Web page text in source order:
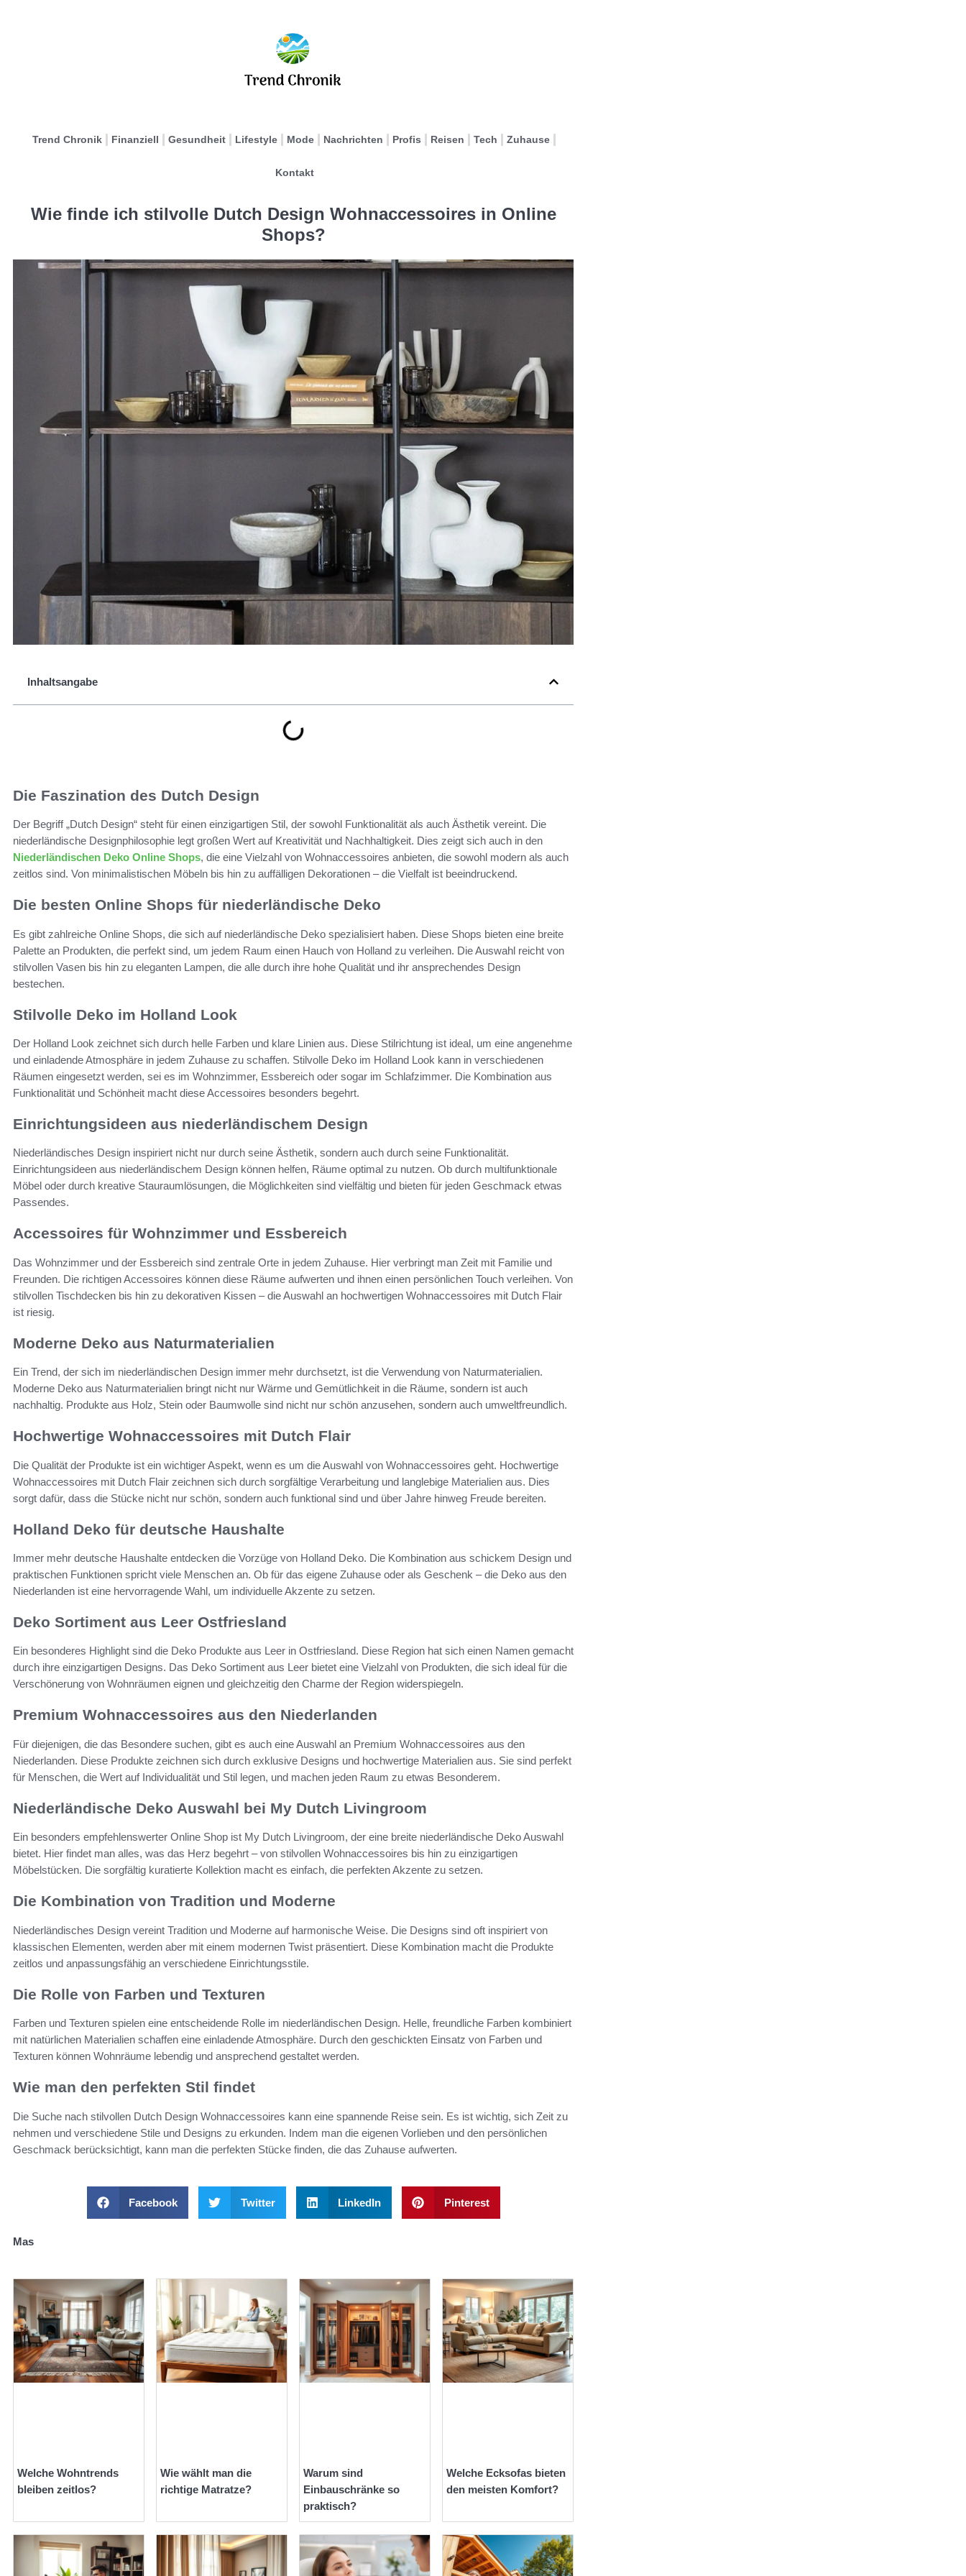
Trend Chronik Finanziell Gesundheit Lifestyle Mode Nachrichten Profis Reisen Tech Zuhause
Kontakt
Wie finde ich stilvolle Dutch Design Wohnaccessoires in Online
Shops?
Inhaltsangabe
Die Faszination des Dutch Design
Der Begriff „Dutch Design“ steht für einen einzigartigen Stil, der sowohl Funktionalität als auch Ästhetik vereint. Die
niederländische Designphilosophie legt großen Wert auf Kreativität und Nachhaltigkeit. Dies zeigt sich auch in den
Niederländischen Deko Online Shops, die eine Vielzahl von Wohnaccessoires anbieten, die sowohl modern als auch
zeitlos sind. Von minimalistischen Möbeln bis hin zu auffälligen Dekorationen – die Vielfalt ist beeindruckend.
Die besten Online Shops für niederländische Deko
Es gibt zahlreiche Online Shops, die sich auf niederländische Deko spezialisiert haben. Diese Shops bieten eine breite
Palette an Produkten, die perfekt sind, um jedem Raum einen Hauch von Holland zu verleihen. Die Auswahl reicht von
stilvollen Vasen bis hin zu eleganten Lampen, die alle durch ihre hohe Qualität und ihr ansprechendes Design
bestechen.
Stilvolle Deko im Holland Look
Der Holland Look zeichnet sich durch helle Farben und klare Linien aus. Diese Stilrichtung ist ideal, um eine angenehme
und einladende Atmosphäre in jedem Zuhause zu schaffen. Stilvolle Deko im Holland Look kann in verschiedenen
Räumen eingesetzt werden, sei es im Wohnzimmer, Essbereich oder sogar im Schlafzimmer. Die Kombination aus
Funktionalität und Schönheit macht diese Accessoires besonders begehrt.
Einrichtungsideen aus niederländischem Design
Niederländisches Design inspiriert nicht nur durch seine Ästhetik, sondern auch durch seine Funktionalität.
Einrichtungsideen aus niederländischem Design können helfen, Räume optimal zu nutzen. Ob durch multifunktionale
Möbel oder durch kreative Stauraumlösungen, die Möglichkeiten sind vielfältig und bieten für jeden Geschmack etwas
Passendes.
Accessoires für Wohnzimmer und Essbereich
Das Wohnzimmer und der Essbereich sind zentrale Orte in jedem Zuhause. Hier verbringt man Zeit mit Familie und
Freunden. Die richtigen Accessoires können diese Räume aufwerten und ihnen einen persönlichen Touch verleihen. Von
stilvollen Tischdecken bis hin zu dekorativen Kissen – die Auswahl an hochwertigen Wohnaccessoires mit Dutch Flair
ist riesig.
Moderne Deko aus Naturmaterialien
Ein Trend, der sich im niederländischen Design immer mehr durchsetzt, ist die Verwendung von Naturmaterialien.
Moderne Deko aus Naturmaterialien bringt nicht nur Wärme und Gemütlichkeit in die Räume, sondern ist auch
nachhaltig. Produkte aus Holz, Stein oder Baumwolle sind nicht nur schön anzusehen, sondern auch umweltfreundlich.
Hochwertige Wohnaccessoires mit Dutch Flair
Die Qualität der Produkte ist ein wichtiger Aspekt, wenn es um die Auswahl von Wohnaccessoires geht. Hochwertige
Wohnaccessoires mit Dutch Flair zeichnen sich durch sorgfältige Verarbeitung und langlebige Materialien aus. Dies
sorgt dafür, dass die Stücke nicht nur schön, sondern auch funktional sind und über Jahre hinweg Freude bereiten.
Holland Deko für deutsche Haushalte
Immer mehr deutsche Haushalte entdecken die Vorzüge von Holland Deko. Die Kombination aus schickem Design und
praktischen Funktionen spricht viele Menschen an. Ob für das eigene Zuhause oder als Geschenk – die Deko aus den
Niederlanden ist eine hervorragende Wahl, um individuelle Akzente zu setzen.
Deko Sortiment aus Leer Ostfriesland
Ein besonderes Highlight sind die Deko Produkte aus Leer in Ostfriesland. Diese Region hat sich einen Namen gemacht
durch ihre einzigartigen Designs. Das Deko Sortiment aus Leer bietet eine Vielzahl von Produkten, die sich ideal für die
Verschönerung von Wohnräumen eignen und gleichzeitig den Charme der Region widerspiegeln.
Premium Wohnaccessoires aus den Niederlanden
Für diejenigen, die das Besondere suchen, gibt es auch eine Auswahl an Premium Wohnaccessoires aus den
Niederlanden. Diese Produkte zeichnen sich durch exklusive Designs und hochwertige Materialien aus. Sie sind perfekt
für Menschen, die Wert auf Individualität und Stil legen, und machen jeden Raum zu etwas Besonderem.
Niederländische Deko Auswahl bei My Dutch Livingroom
Ein besonders empfehlenswerter Online Shop ist My Dutch Livingroom, der eine breite niederländische Deko Auswahl
bietet. Hier findet man alles, was das Herz begehrt – von stilvollen Wohnaccessoires bis hin zu einzigartigen
Möbelstücken. Die sorgfältig kuratierte Kollektion macht es einfach, die perfekten Akzente zu setzen.
Die Kombination von Tradition und Moderne
Niederländisches Design vereint Tradition und Moderne auf harmonische Weise. Die Designs sind oft inspiriert von
klassischen Elementen, werden aber mit einem modernen Twist präsentiert. Diese Kombination macht die Produkte
zeitlos und anpassungsfähig an verschiedene Einrichtungsstile.
Die Rolle von Farben und Texturen
Farben und Texturen spielen eine entscheidende Rolle im niederländischen Design. Helle, freundliche Farben kombiniert
mit natürlichen Materialien schaffen eine einladende Atmosphäre. Durch den geschickten Einsatz von Farben und
Texturen können Wohnräume lebendig und ansprechend gestaltet werden.
Wie man den perfekten Stil findet
Die Suche nach stilvollen Dutch Design Wohnaccessoires kann eine spannende Reise sein. Es ist wichtig, sich Zeit zu
nehmen und verschiedene Stile und Designs zu erkunden. Indem man die eigenen Vorlieben und den persönlichen
Geschmack berücksichtigt, kann man die perfekten Stücke finden, die das Zuhause aufwerten.
Facebook Twitter LinkedIn Pinterest
Mas
Welche Wohntrends
bleiben zeitlos?
Wie wählt man die
richtige Matratze?
Warum sind
Einbauschränke so
praktisch?
Welche Ecksofas bieten
den meisten Komfort?